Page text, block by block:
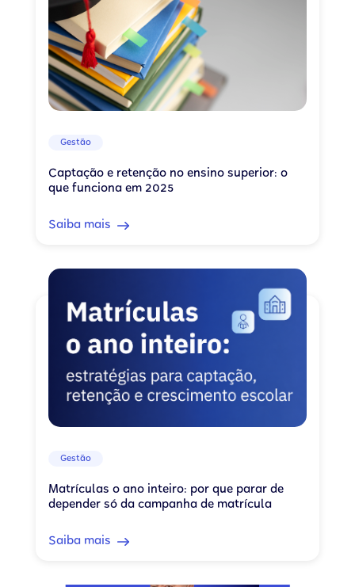
Gestão
Captação e retenção no ensino superior: o
que funciona em 2025
Saiba mais
Gestão
Matrículas o ano inteiro: por que parar de
depender só da campanha de matrícula
Saiba mais